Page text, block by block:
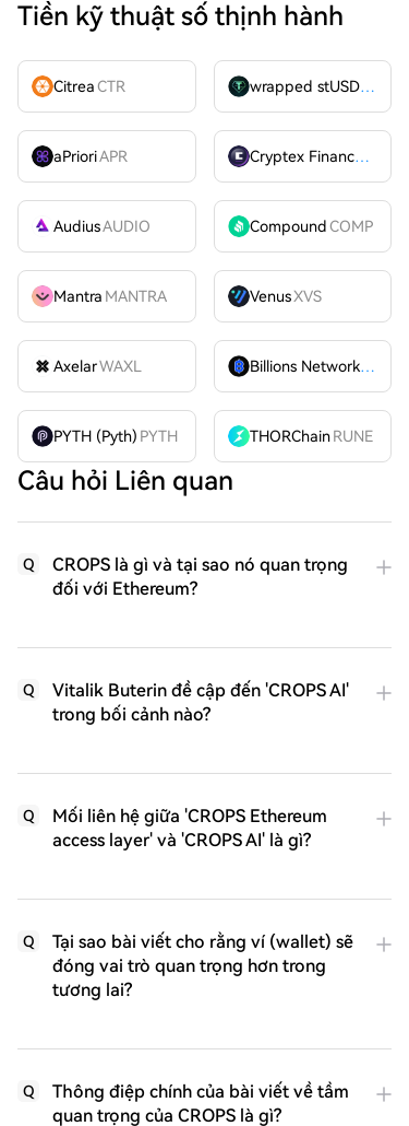
Tiền kỹ thuật số thịnh hành
CitreaCTR wrapped stUSDT
aPrioriAPR Cryptex FinanceCTX
AudiusAUDIO CompoundCOMP
Mantra MANTRA VenusXVS
AxelarWAXL Billions Network
BILL
PYTH (Pyth) PYTH THORChain RUNE
Câu hỏi Liên quan
Q
CROPS là gì và tại sao nó quan trọng
đối với Ethereum?
Q
Vitalik Buterin đề cập đến 'CROPS AI'
trong bối cảnh nào?
Q
Mối liên hệ giữa 'CROPS Ethereum
access layer' và 'CROPS AI' là gì?
Q
Tại sao bài viết cho rằng ví (wallet) sẽ
đóng vai trò quan trọng hơn trong
tương lai?
Q
Thông điệp chính của bài viết về tầm
quan trọng của CROPS là gì?